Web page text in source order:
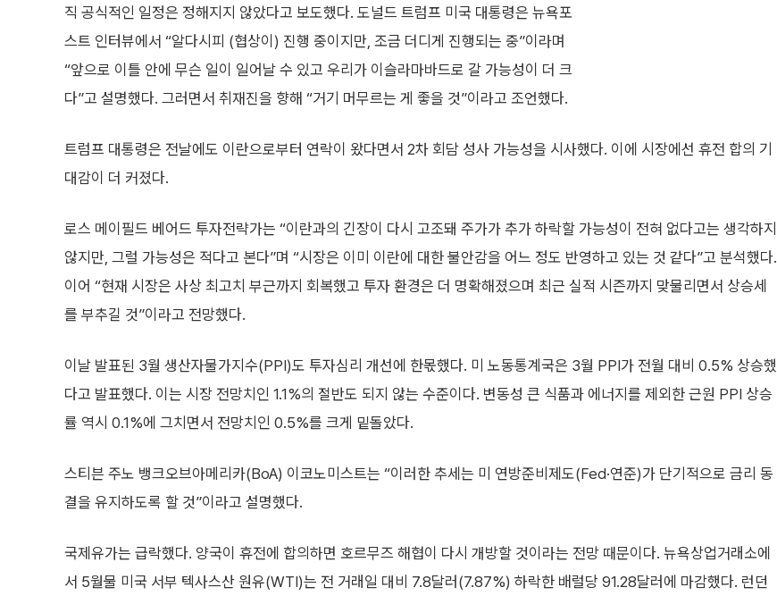
직 공식적인 일정은 정해지지 않았다고 보도했다. 도널드 트럼프 미국 대통령은 뉴욕포
스트 인터뷰에서 “알다시피 (협상이) 진행 중이지만, 조금 더디게 진행되는 중”이라며
“앞으로 이틀 안에 무슨 일이 일어날 수 있고 우리가 이슬라마바드로 갈 가능성이 더 크
다”고 설명했다. 그러면서 취재진을 향해 “거기 머무르는 게 좋을 것”이라고 조언했다.
트럼프 대통령은 전날에도 이란으로부터 연락이 왔다면서 2차 회담 성사 가능성을 시사했다. 이에 시장에선 휴전 합의 기
대감이 더 커졌다.
로스 메이필드 베어드 투자전략가는 “이란과의 긴장이 다시 고조돼 주가가 추가 하락할 가능성이 전혀 없다고는 생각하지
않지만, 그럴 가능성은 적다고 본다”며 “시장은 이미 이란에 대한 불안감을 어느 정도 반영하고 있는 것 같다”고 분석했다.
이어 “현재 시장은 사상 최고치 부근까지 회복했고 투자 환경은 더 명확해졌으며 최근 실적 시즌까지 맞물리면서 상승세
를 부추길 것”이라고 전망했다.
이날 발표된 3월 생산자물가지수(PPI)도 투자심리 개선에 한몫했다. 미 노동통계국은 3월 PPI가 전월 대비 0.5% 상승했
다고 발표했다. 이는 시장 전망치인 1.1%의 절반도 되지 않는 수준이다. 변동성 큰 식품과 에너지를 제외한 근원 PPI 상승
률 역시 0.1%에 그치면서 전망치인 0.5%를 크게 밑돌았다.
스티븐 주노 뱅크오브아메리카(BoA) 이코노미스트는 “이러한 추세는 미 연방준비제도(Fed·연준)가 단기적으로 금리 동
결을 유지하도록 할 것”이라고 설명했다.
국제유가는 급락했다. 양국이 휴전에 합의하면 호르무즈 해협이 다시 개방할 것이라는 전망 때문이다. 뉴욕상업거래소에
서 5월물 미국 서부 텍사스산 원유(WTI)는 전 거래일 대비 7.8달러(7.87%) 하락한 배럴당 91.28달러에 마감했다. 런던